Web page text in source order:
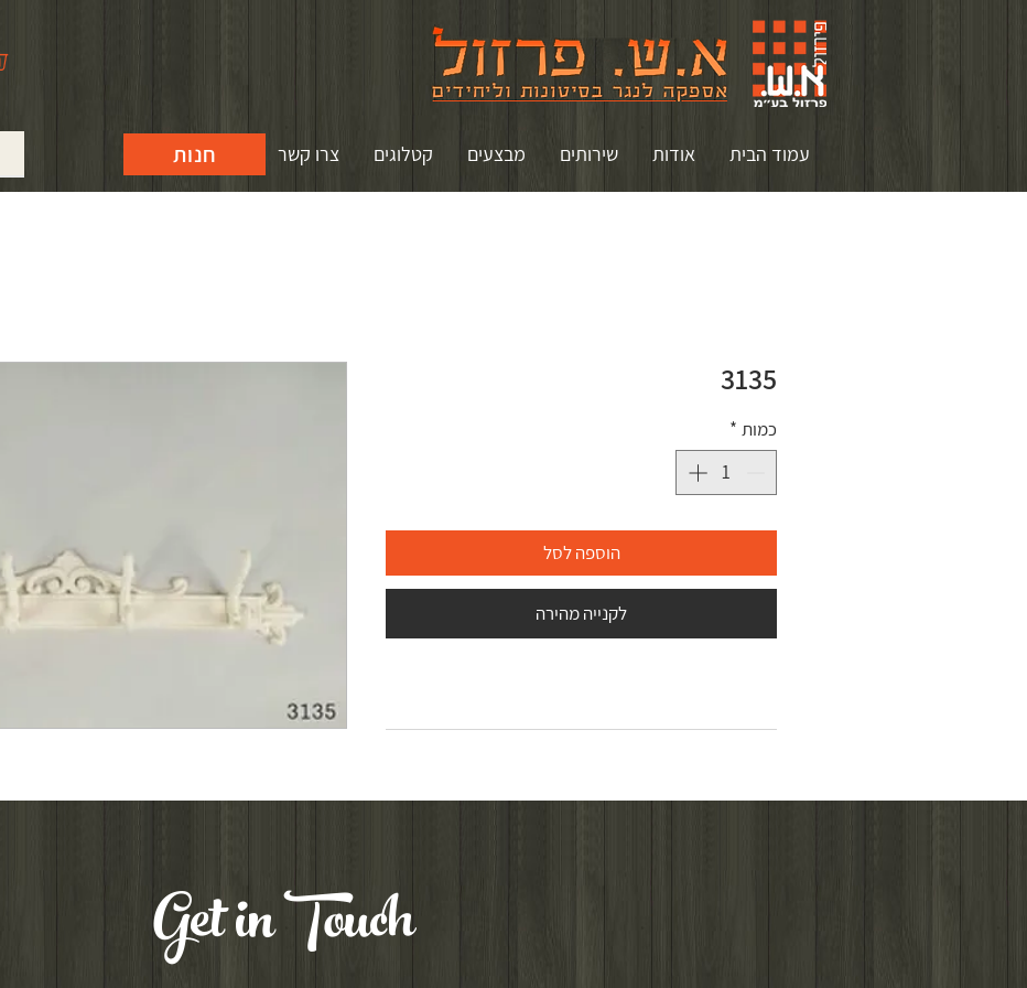
חנות עמוד הבית אודות שירותים מבצעים קטלוגים צרו קשר
3135
כמות *
הוספה לסל
לקנייה מהירה
Get in Touch